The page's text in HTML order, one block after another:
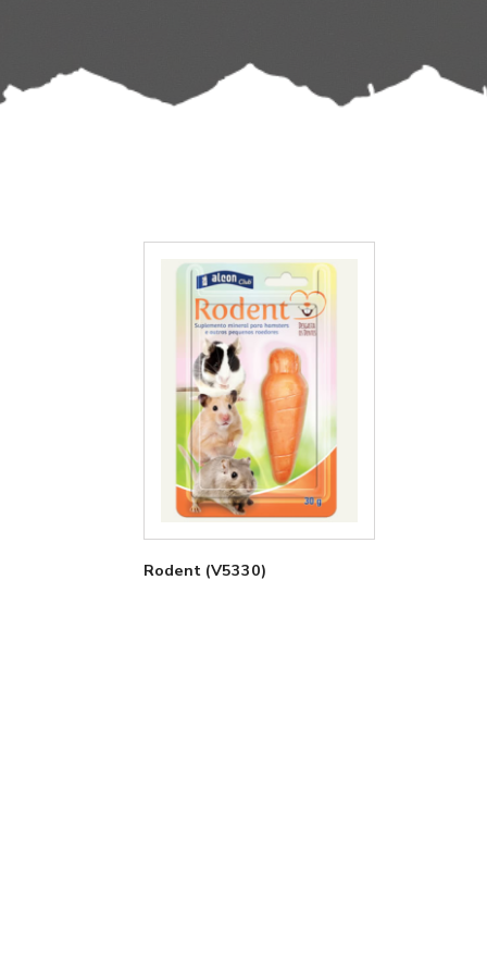
Rodent (V5330)